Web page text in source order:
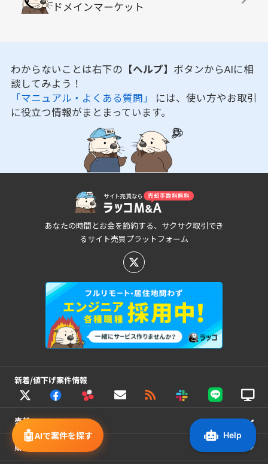
🤖AIで案件を探す
ドメインマーケット
わからないことは右下の 【ヘルプ】 ボタンからAIに相
談してみよう！
「マニュアル・よくある質問」 には、使い方やお取引
に役立つ情報がまとまっています。
あなたの時間とお金を節約する、サクサク取引でき
るサイト売買プラットフォーム
新着/値下げ案件情報
売却
購入